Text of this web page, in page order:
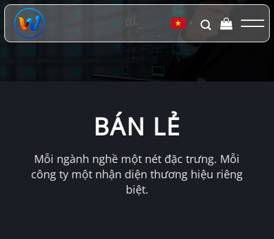
Chuyển
đến
dung
▼
BÁN LẺ
Mỗi ngành nghề một nét đặc trưng. Mỗi
công ty một nhận diện thương hiệu riêng
biệt.